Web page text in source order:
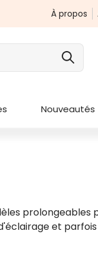
À propos
Nouveautés
et